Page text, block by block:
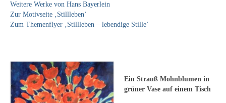
– 02.06.1851 ebd.)
Max Gaisser
George Paice
Johann Georg Strobel
Weitere Werke von Hans Bayerlein
Zur Motivseite ‚Stillleben‘
Zum Themenflyer ‚Stillleben – lebendige Stille‘
Ein Strauß Mohnblumen in
grüner Vase auf einem Tisch